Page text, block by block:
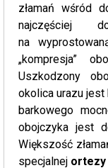
złamań wśród
najczęściej
na
„kompresja”
Uszkodzony
okolica urazu
barkowego
obojczyka jest
Większość
specjalnej ortezy